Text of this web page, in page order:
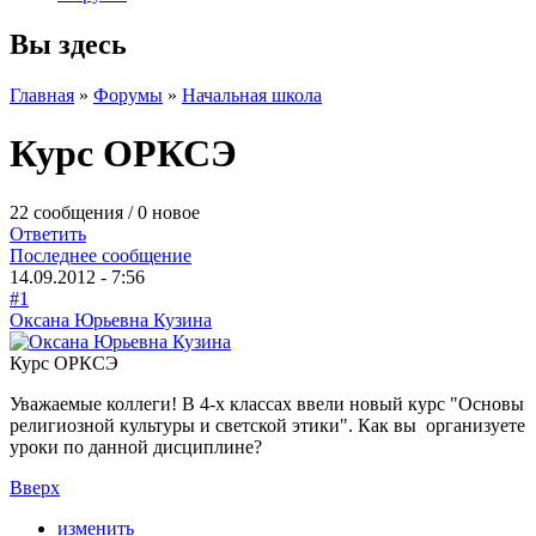
Вы здесь
Главная » Форумы » Начальная школа
Курс ОРКСЭ
22 сообщения / 0 новое
Ответить
Последнее сообщение
14.09.2012 - 7:56
#1
Оксана Юрьевна Кузина
Курс ОРКСЭ
Уважаемые коллеги! В 4-х классах ввели новый курс "Основы
религиозной культуры и светской этики". Как вы организуете
уроки по данной дисциплине?
Вверх
изменить